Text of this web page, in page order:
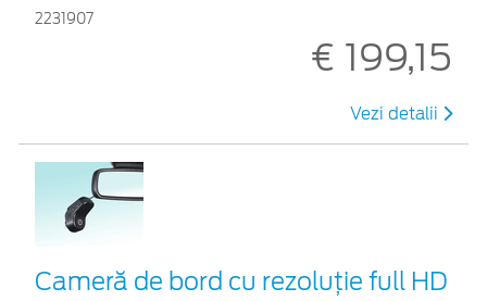
2231907
€ 199,15
Vezi detalii
Cameră de bord cu rezoluție full HD